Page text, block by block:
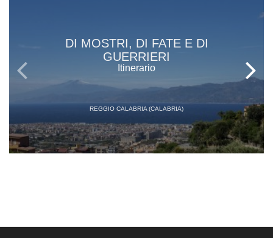
DI MOSTRI, DI FATE E DI
GUERRIERI
Itinerario
REGGIO CALABRIA (CALABRIA)